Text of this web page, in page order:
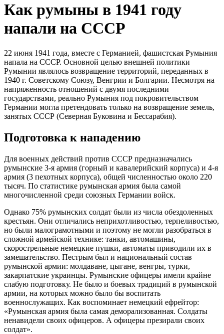
Как румыны в 1941 году
напали на СССР
22 июня 1941 года, вместе с Германией, фашистская Румыния
напала на СССР. Основной целью внешней политики
Румынии являлось возвращение территорий, переданных в
1940 г. Советскому Союзу, Венгрии и Болгарии. Несмотря на
напряженность отношений с двумя последними
государствами, реально Румыния под покровительством
Германии могла претендовать только на возвращение земель,
занятых СССР (Северная Буковина и Бессарабия).
Подготовка к нападению
Для военных действий против СССР предназначались
румынские 3-я армия (горный и кавалерийский корпуса) и 4-я
армия (3 пехотных корпуса), общей численностью около 220
тысяч. По статистике румынская армия была самой
многочисленной среди союзных Германии войск.
Однако 75% румынских солдат были из числа обездоленных
крестьян. Они отличались неприхотливостью, терпеливостью,
но были малограмотными и поэтому не могли разобраться в
сложной армейской технике: танки, автомашины,
скорострельные немецкие пушки, автоматы приводили их в
замешательство. Пестрым был и национальный состав
румынской армии: молдаване, цыгане, венгры, турки,
закарпатские украинцы. Румынские офицеры имели крайне
слабую подготовку. Не было и боевых традиций в румынской
армии, на которых можно было бы воспитать
военнослужащих. Как воспоминает немецкий ефрейтор:
«Румынская армия была самая деморализованная. Солдаты
ненавидели своих офицеров. А офицеры презирали своих
солдат».